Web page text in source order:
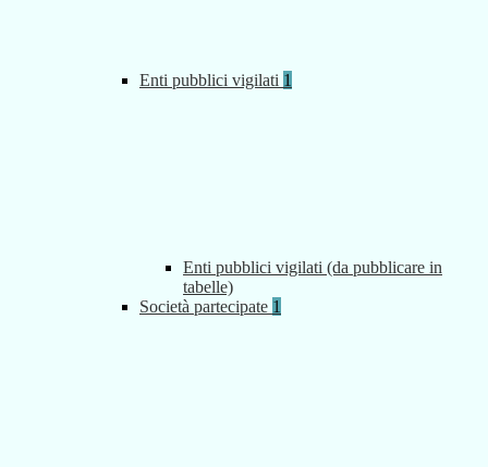
Enti pubblici vigilati 1
Enti pubblici vigilati (da pubblicare in
tabelle)
Società partecipate 1